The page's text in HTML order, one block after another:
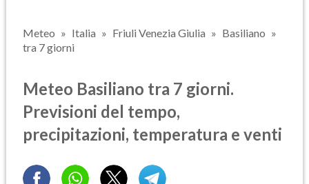
Meteo Italia Friuli Venezia Giulia
Basiliano
tra 7 giorni
Meteo Basiliano tra 7 giorni.
Previsioni del tempo,
precipitazioni, temperatura e venti